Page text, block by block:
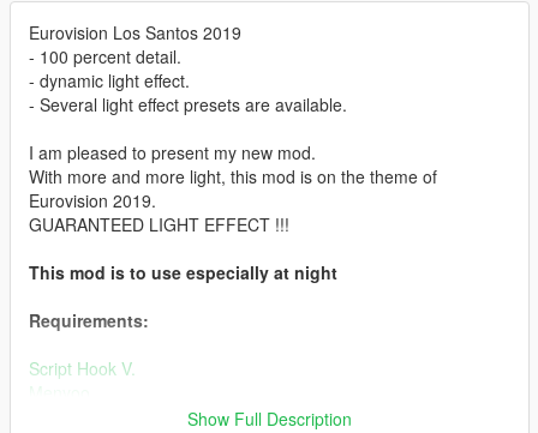
Eurovision Los Santos 2019
- 100 percent detail.
- dynamic light effect.
- Several light effect presets are available.
I am pleased to present my new mod.
With more and more light, this mod is on the theme of
Eurovision 2019.
GUARANTEED LIGHT EFFECT !!!
This mod is to use especially at night
Requirements:
Script Hook V.
Menyoo.
Show Full Description